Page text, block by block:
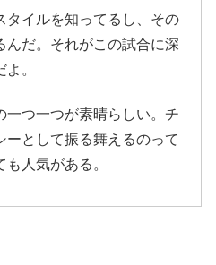
タイルを知ってるし、その
んだ。それがこの試合に深
。
一つ一つが素晴らしい。チ
ーとして振る舞えるのって
人気がある。